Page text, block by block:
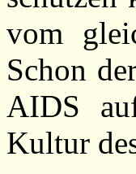
vom
Schon
AIDS
Kultur